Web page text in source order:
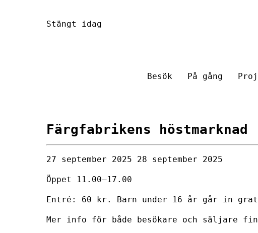
Stängt idag
Besök På gång
Färgfabrikens höstmarknad
27 september 2025 28 september 2025
Öppet 11.00–17.00
Entré: 60 kr. Barn under 16 år går in
Mer info för både besökare och säljare